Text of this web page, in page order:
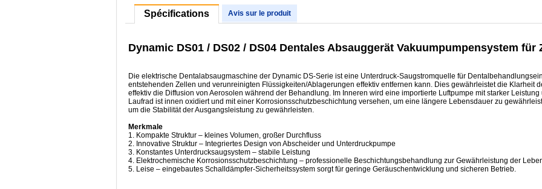
Spécifications Avis sur le produit
Dynamic DS01 / DS02 / DS04 Dentales Absauggerät Vakuumpumpensystem für
Die elektrische Dentalabsaugmaschine der Dynamic DS-Serie ist eine Unterdruck-Saugstromquelle für
entstehenden Zellen und verunreinigten Flüssigkeiten/Ablagerungen effektiv entfernen kann. Dies gewährleistet die Klarheit
effektiv die Diffusion von Aerosolen während der Behandlung. Im Inneren wird eine importierte Luftpumpe mit starker
Laufrad ist innen oxidiert und mit einer Korrosionsschutzbeschichtung versehen, um eine längere Lebensdauer zu
um die Stabilität der Ausgangsleistung zu gewährleisten.
Merkmale
1. Kompakte Struktur – kleines Volumen, großer Durchfluss
2. Innovative Struktur – Integriertes Design von Abscheider und Unterdruckpumpe
3. Konstantes Unterdrucksaugsystem – stabile Leistung
4. Elektrochemische Korrosionsschutzbeschichtung – professionelle Beschichtungsbehandlung zur Gewährleistung der
5. Leise – eingebautes Schalldämpfer-Sicherheitssystem sorgt für geringe Geräuschentwicklung und sicheren Betrieb.